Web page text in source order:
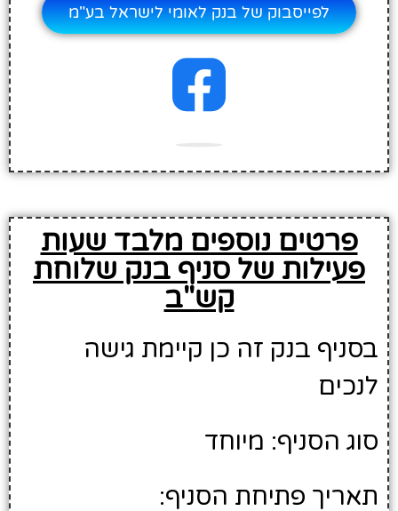
לפייסבוק של בנק לאומי לישראל בע"מ
פרטים נוספים מלבד שעות
פעילות של סניף בנק שלוחת
קש"ב
בסניף בנק זה כן קיימת גישה
לנכים
סוג הסניף: מיוחד
תאריך פתיחת הסניף: